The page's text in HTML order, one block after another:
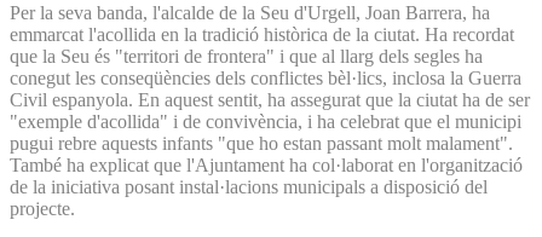
Per la seva banda, l'alcalde de la Seu d'Urgell, Joan Barrera, ha
emmarcat l'acollida en la tradició històrica de la ciutat. Ha recordat
que la Seu és "territori de frontera" i que al llarg dels segles ha
conegut les conseqüències dels conflictes bèl·lics, inclosa la Guerra
Civil espanyola. En aquest sentit, ha assegurat que la ciutat ha de ser
"exemple d'acollida" i de convivència, i ha celebrat que el municipi
pugui rebre aquests infants "que ho estan passant molt malament".
També ha explicat que l'Ajuntament ha col·laborat en l'organització
de la iniciativa posant instal·lacions municipals a disposició del
projecte.